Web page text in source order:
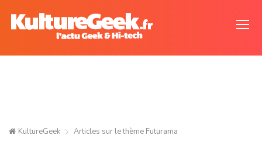
KultureGeek Articles sur le thème Futurama